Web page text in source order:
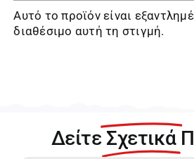
Αυτό το προϊόν είναι
διαθέσιμο αυτή τη στιγμή.
Δείτε Σχετικά